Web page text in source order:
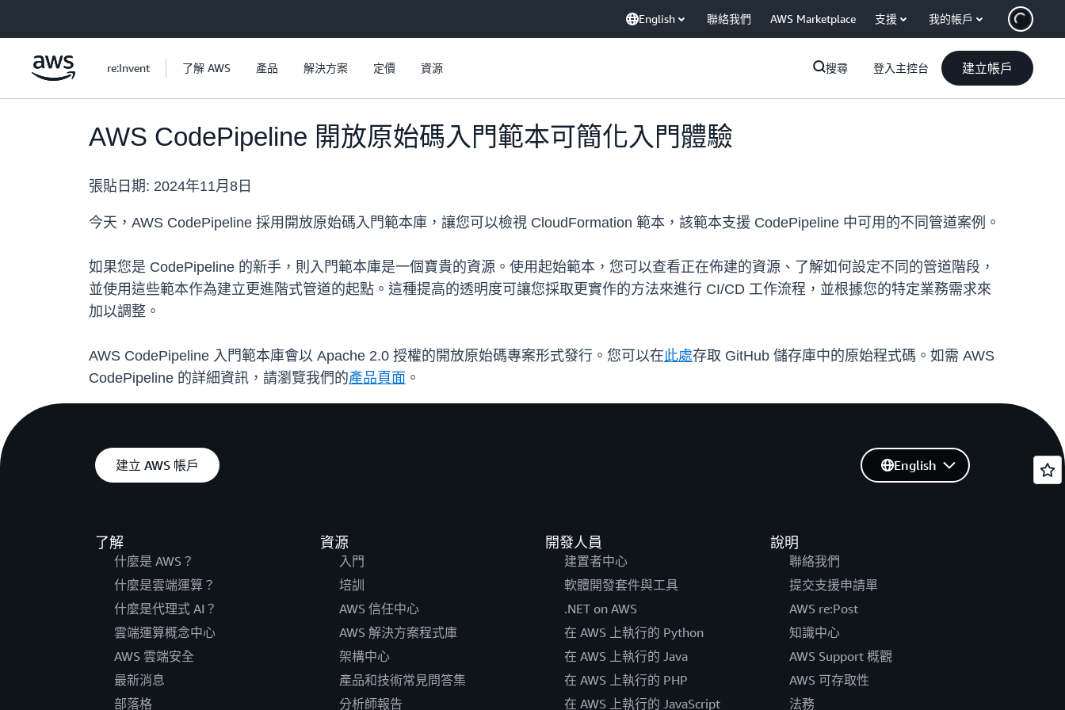
English 聯絡我們 AWS Marketplace 支援 我的帳戶
re:Invent 了解 AWS 產品 解決方案 定價 資源 搜尋 登入主控台 建立帳戶
AWS CodePipeline 開放原始碼入門範本可簡化入門體驗
張貼日期: 2024年11月8日
今天，AWS CodePipeline 採用開放原始碼入門範本庫，讓您可以檢視 CloudFormation 範本，該範本支援 CodePipeline 中可用的不同管道案例。
如果您是 CodePipeline 的新手，則入門範本庫是一個寶貴的資源。使用起始範本，您可以查看正在佈建的資源、了解如何設定不同的管道階段，
並使用這些範本作為建立更進階式管道的起點。這種提高的透明度可讓您採取更實作的方法來進行 CI/CD 工作流程，並根據您的特定業務需求來
加以調整。
AWS CodePipeline 入門範本庫會以 Apache 2.0 授權的開放原始碼專案形式發行。您可以在此處存取 GitHub 儲存庫中的原始程式碼。如需 AWS
CodePipeline 的詳細資訊，請瀏覽我們的產品頁面 。
建立 AWS 帳戶
了解
什麼是 AWS？
什麼是雲端運算？
什麼是代理式 AI？
雲端運算概念中心
AWS 雲端安全
最新消息
部落格
資源
入門
培訓
AWS 信任中心
AWS 解決方案程式庫
架構中心
產品和技術常見問答集
分析師報告
開發人員
建置者中心
軟體開發套件與工具
.NET on AWS
在 AWS 上執行的 Python
在 AWS 上執行的 Java
在 AWS 上執行的 PHP
在 AWS 上執行的 JavaScript
說明
聯絡我們
提交支援申請單
AWS re:Post
知識中心
AWS Support 概觀
AWS 可存取性
法務
English